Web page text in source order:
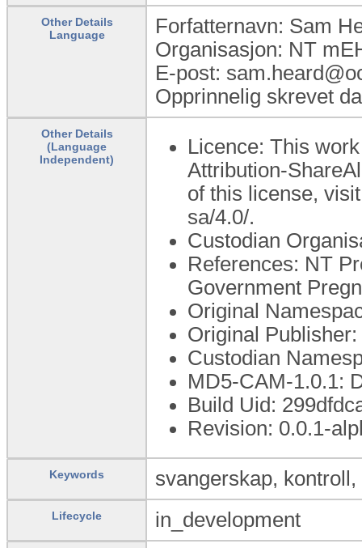
Other Details
Language
Forfatternavn: Sam
Organisasjon: NT
E-post:
Opprinnelig skrevet
Other Details
(Language
Independent)
Licence: This
Attribution-
of this license,
sa/4.0/.
Custodian
References: NT
Government
Original
Original
Custodian
MD5-CAM-1.0.1:
Build Uid:
Revision: 0.0.1-
Keywords svangerskap,
Lifecycle in_development